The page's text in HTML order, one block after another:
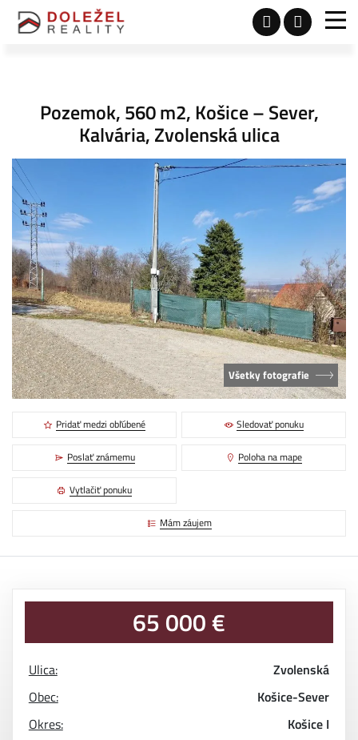
Pozemok, 560 m2, Košice – Sever,
Kalvária, Zvolenská ulica
Všetky fotografie
Pridať medzi obľúbené Sledovať ponuku
Poslať známemu Poloha na mape
Vytlačiť ponuku
Mám záujem
65 000 €
Ulica:
Zvolenská
Obec:
Košice-Sever
Okres:
Košice I